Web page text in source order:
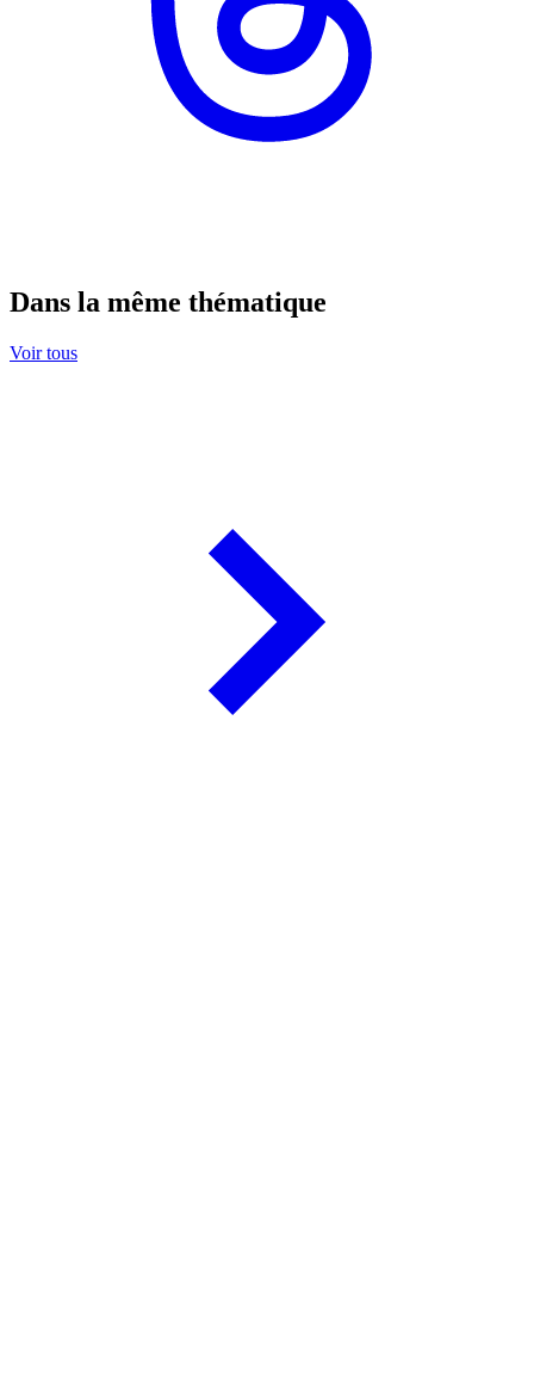
Dans la même thématique
Voir tous